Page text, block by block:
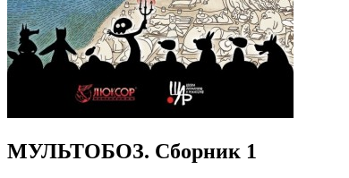
МУЛЬТОБОЗ. Сборник 1